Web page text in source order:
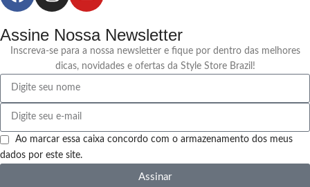
Assine Nossa Newsletter
Inscreva-se para a nossa newsletter e fique por dentro das melhores
dicas, novidades e ofertas da Style Store Brazil!
Ao marcar essa caixa concordo com o armazenamento dos meus
dados por este site.
Assinar